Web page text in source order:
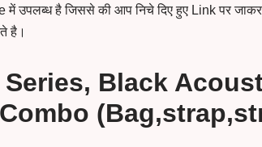
में उपलब्ध है जिससे की आप निचे दिए हुए Link पर
है।
Black